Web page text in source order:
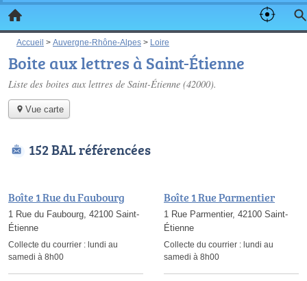
Accueil > Auvergne-Rhône-Alpes > Loire
Boite aux lettres à Saint-Étienne
Liste des boites aux lettres de Saint-Étienne (42000).
Vue carte
152 BAL référencées
Boîte 1 Rue du Faubourg
1 Rue du Faubourg, 42100 Saint-
Étienne
Collecte du courrier : lundi au
samedi à 8h00
Boîte 1 Rue Parmentier
1 Rue Parmentier, 42100 Saint-
Étienne
Collecte du courrier : lundi au
samedi à 8h00